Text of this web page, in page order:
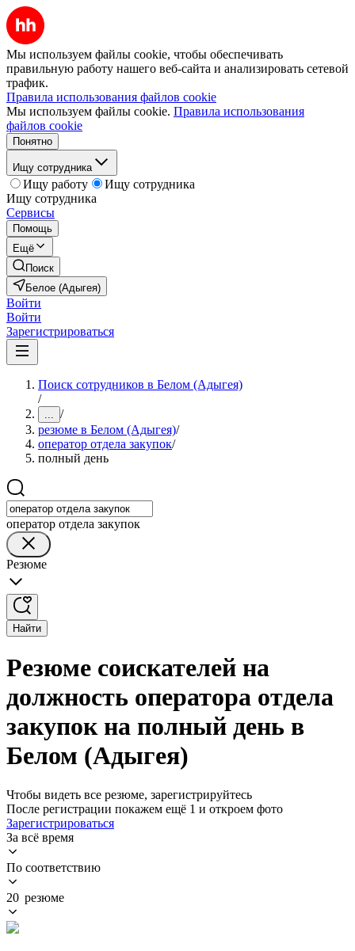
Мы используем файлы cookie, чтобы обеспечивать
правильную работу нашего веб-сайта и анализировать сетевой
трафик.
Правила использования файлов cookie
Мы используем файлы cookie. Правила использования
файлов cookie
Понятно
Ищу сотрудника
Ищу работу
Ищу сотрудника
Ищу сотрудника
Сервисы
Помощь
Ещё
Поиск
Белое (Адыгея)
Войти
Войти
Зарегистрироваться
Поиск сотрудников в Белом (Адыгея)
/
... /
резюме в Белом (Адыгея)/
оператор отдела закупок/
полный день
оператор отдела закупок
Резюме
Найти
Резюме соискателей на
должность оператора отдела
закупок на полный день в
Белом (Адыгея)
Чтобы видеть все резюме, зарегистрируйтесь
После регистрации покажем ещё 1 и откроем фото
Зарегистрироваться
За всё время
По соответствию
20 резюме